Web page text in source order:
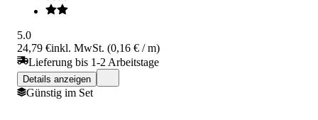
5.0
24,79 €inkl. MwSt. (0,16 € / m)
Lieferung bis 1-2 Arbeitstage
Details anzeigen
Günstig im Set